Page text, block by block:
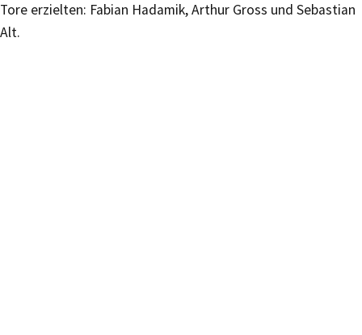
Tore erzielten: Fabian Hadamik, Arthur Gross und Sebastian
Alt.